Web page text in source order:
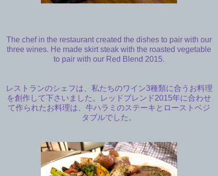
The chef in the restaurant created the dishes to pair with our
three wines. He made skirt steak with the roasted vegetable
to pair with our Red Blend 2015.
レストランのシェフは、私たちのワイン3種類に合うお料理
を創作して下さいました。レッドブレンド2015年に合わせ
て作られたお料理は、牛ハラミのステーキとローストベジ
タブルでした。